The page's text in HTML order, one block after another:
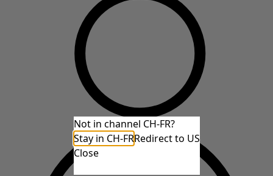
Not in channel CH-FR?
Stay in CH-FRRedirect to US
Close